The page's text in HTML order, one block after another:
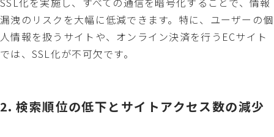
漏洩のリスクを大幅に低減できます。特に、ユーザーの個
人情報を扱うサイトや、オンライン決済を行うECサイト
では、SSL化が不可欠です。
2. 検索順位の低下とサイトアクセス数の減少